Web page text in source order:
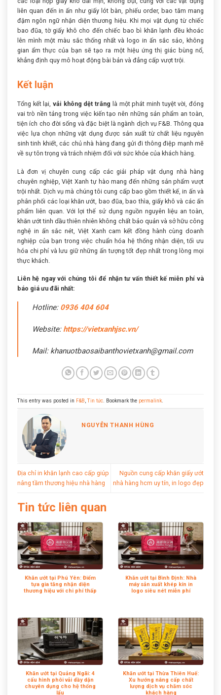
liên quan đến in ấn như giấy lót bàn, phiếu order, bao tăm mang
đậm ngôn ngữ nhận diện thương hiệu. Khi mọi vật dụng từ chiếc
bao đũa, tờ giấy khô cho đến chiếc bao bì khăn lạnh đều khoác
lên mình một màu sắc thống nhất và logo in ấn sắc sảo, không
gian ẩm thực của bạn sẽ tạo ra một hiệu ứng thị giác bùng nổ,
khẳng định quy mô hoạt động bài bản và đẳng cấp vượt trội.
Kết luận
Tổng kết lại,vải không dệt trắng là một phát minh tuyệt vời, đóng
vai trò nền tảng trong việc kiến tạo nên những sản phẩm an toàn,
tiện ích cho đời sống và đặc biệt là ngành dịch vụ F&B. Thông qua
việc lựa chọn những vật dụng được sản xuất từ chất liệu nguyên
sinh tinh khiết, các chủ nhà hàng đang gửi đi thông điệp mạnh mẽ
về sự tôn trọng và trách nhiệm đối với sức khỏe của khách hàng.
Là đơn vị chuyên cung cấp các giải pháp vật dụng nhà hàng
chuyên nghiệp, Việt Xanh tự hào mang đến những sản phẩm vượt
trội nhất. Dịch vụ mà chúng tôi cung cấp bao gồm thiết kế, in ấn và
phân phối các loại khăn ướt, bao đũa, bao thìa, giấy khô và các ấn
phẩm liên quan. Với lợi thế sử dụng nguồn nguyên liệu an toàn,
khăn ướt tinh dầu thiên nhiên không chất bảo quản và sở hữu công
nghệ in ấn sắc nét, Việt Xanh cam kết đồng hành cùng doanh
nghiệp của bạn trong việc chuẩn hóa hệ thống nhận diện, tối ưu
hóa chi phí và lưu giữ những ấn tượng tốt đẹp nhất trong lòng mọi
thực khách.
Liên hệ ngay với chúng tôi để nhận tư vấn thiết kế miễn phí và
báo giá ưu đãi nhất:
Hotline: 0936 404 604
Website: https://vietxanhjsc.vn/
Mail: khanuotbaosaibanthovietxanh@gmail.com
This entry was posted in F&B ,Tin tức . Bookmark the permalink
NGUYỄN THANH HÙNG
Địa chỉ in khăn lạnh cao cấp giúp
nâng tầm thương hiệu nhà hàng
Nguồn cung cấp khăn giấy ướt
nhà hàng hcm uy tín, in logo đẹp
Tin tức liên quan
Khăn ướt tại Phú Yên: Điểm
tựa gia tăng nhận diện
thương hiệu với chi phí thấp
Khăn ướt tại Bình Định: Nhà
máy sản xuất khép kín in
logo siêu nét miễn phí
Khăn ướt tại Quảng Ngãi: 4
cấu hình phôi vải dầy dặn
chuyên dụng cho hệ thống
lẩu
Khăn ướt tại Thừa Thiên Huế:
Xu hướng nâng cấp chất
lượng dịch vụ chăm sóc
khách hàng